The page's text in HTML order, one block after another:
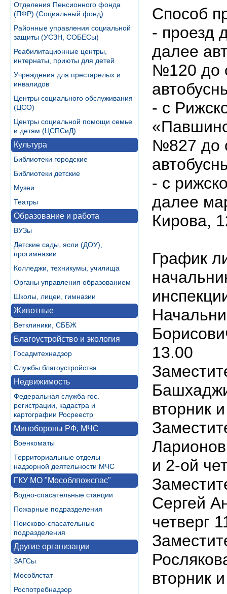
Отделения Пенсионного фонда
(ПФР) (Социальный фонд)
Районные управления социальной
защиты (УСЗН, СОБЕСы)
Реабилитационные центры,
интернаты, приюты для детей
Учреждения для престарелых и
инвалидов
Центры социального обслуживания
(ЦСО)
Центры социальной помощи семье
и детям (ЦСПСиД)
Культура
Библиотеки городские
Библиотеки детские
Музеи
Театры
Образование и работа
ВУЗы
Детские сады, ясли (ДОУ),
прогимназии
Колледжи, техникумы, училища
Органы управления образованием
Школы, лицеи, гимназии
Животные
Ветклиники, СББЖ
Благоустройство и экология
Госадмтехнадзор
Службы благоустройства
Недвижимость
Федеральная служба гос.
регистрации, кадастра и
картографии Росреестр
Минобороны РФ, МЧС
Военкоматы
Территориальные отделы
надзорной деятельности МЧС
ГКУ МО "Мособлпожспас"
Водно-спасательные станции
Пожарные подразделения
Поисково-спасательные
подразделения
Другие организации
ЗАГСы
Мособлстат
Роспотребнадзор
Способ
- проезд
далее
№120 до
- с
№827 до
- с
далее
Кирова,
График
13.00
вторник
и 2-ой
Сергей
четверг
вторник